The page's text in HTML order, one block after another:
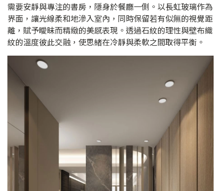
需要安靜與專注的書房，隱身於餐廳一側。以長虹玻璃作為
界面，讓光線柔和地滲入室內，同時保留若有似無的視覺距
離，賦予曖昧而精緻的美感表現。透過石紋的理性與壁布織
紋的溫度彼此交融，使思緒在冷靜與柔軟之間取得平衡。